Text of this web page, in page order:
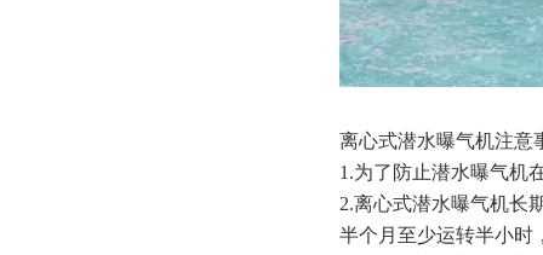
离心式潜水曝气机注意
1.为了防止潜水曝气机
2.离心式潜水曝气机长
半个月至少运转半小时